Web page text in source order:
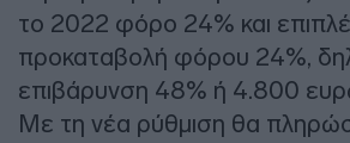
το 2022 φόρο 24% και
προκαταβολή φόρου 24%,
επιβάρυνση 48% ή 4.800
Με τη νέα ρύθμιση θα